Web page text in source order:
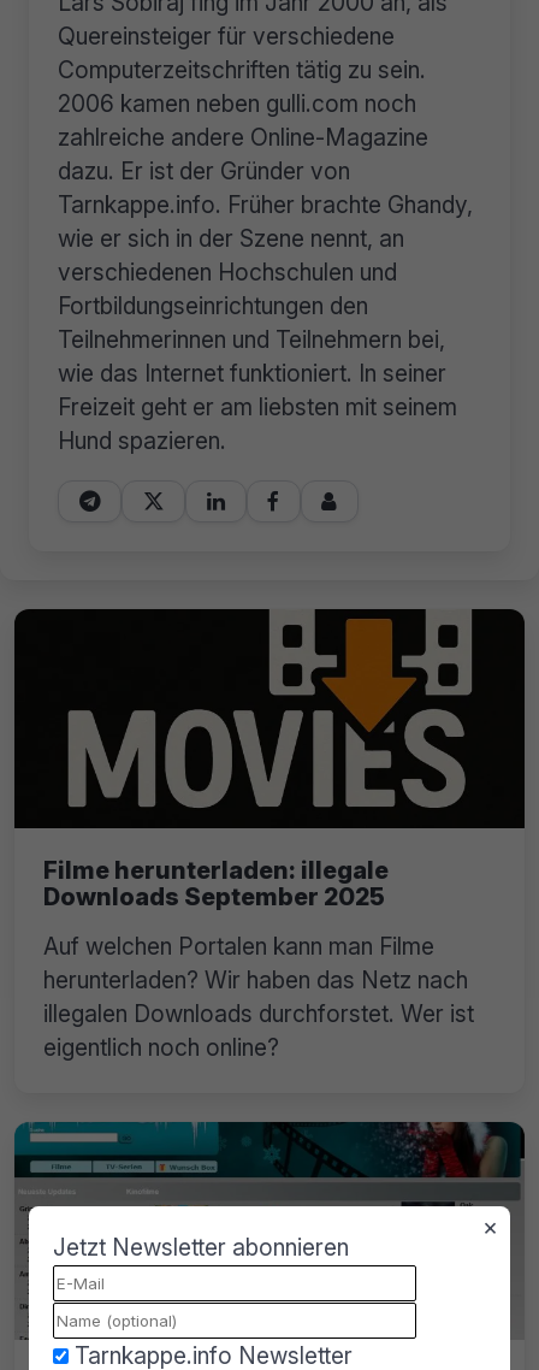
Quereinsteiger für verschiedene
Computerzeitschriften tätig zu sein.
2006 kamen neben gulli.com noch
zahlreiche andere Online-Magazine
dazu. Er ist der Gründer von
Tarnkappe.info. Früher brachte Ghandy,
wie er sich in der Szene nennt, an
verschiedenen Hochschulen und
Fortbildungseinrichtungen den
Teilnehmerinnen und Teilnehmern bei,
wie das Internet funktioniert. In seiner
Freizeit geht er am liebsten mit seinem
Hund spazieren.
    
Filme herunterladen: illegale
Downloads September 2025
Auf welchen Portalen kann man Filme
herunterladen? Wir haben das Netz nach
illegalen Downloads durchforstet. Wer ist
eigentlich noch online?
×
Jetzt Newsletter abonnieren
Tarnkappe.info Newsletter